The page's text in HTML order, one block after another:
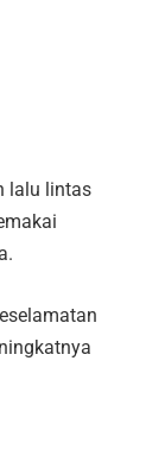
lalu lintas